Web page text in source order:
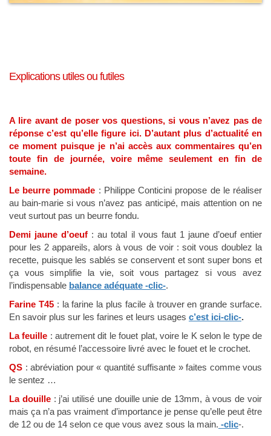
Explications utiles ou futiles
A lire avant de poser vos questions, si vous n’avez pas de
réponse c’est qu’elle figure ici. D’autant plus d’actualité en
ce moment puisque je n’ai accès aux commentaires qu’en
toute fin de journée, voire même seulement en fin de
semaine.
Le beurre pommade : Philippe Conticini propose de le réaliser
au bain-marie si vous n’avez pas anticipé, mais attention on ne
veut surtout pas un beurre fondu.
Demi jaune d’oeuf : au total il vous faut 1 jaune d’oeuf entier
pour les 2 appareils, alors à vous de voir : soit vous doublez la
recette, puisque les sablés se conservent et sont super bons et
ça vous simplifie la vie, soit vous partagez si vous avez
l’indispensable balance adéquate -clic-.
Farine T45: la farine la plus facile à trouver en grande surface.
En savoir plus sur les farines et leurs usages c’est ici-clic-.
La feuille : autrement dit le fouet plat, voire le K selon le type de
robot, en résumé l’accessoire livré avec le fouet et le crochet.
QS : abréviation pour « quantité suffisante » faites comme vous
le sentez …
La douille: j’ai utilisé une douille unie de 13mm, à vous de voir
mais ça n’a pas vraiment d’importance je pense qu’elle peut être
de 12 ou de 14 selon ce que vous avez sous la main. -clic-.